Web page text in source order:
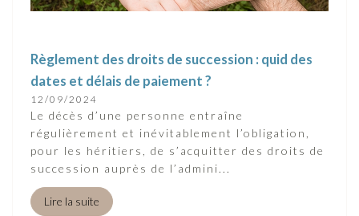
Règlement des droits de succession : quid des
dates et délais de paiement ?
12/09/2024
Le décès d’une personne entraîne
régulièrement et inévitablement l’obligation,
pour les héritiers, de s’acquitter des droits de
succession auprès de l’admini...
Lire la suite